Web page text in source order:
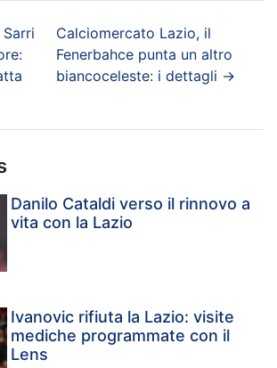
Calciomercato Lazio, il
Fenerbahce punta un altro
biancoceleste: i dettagli →
Danilo Cataldi verso il rinnovo a
vita con la Lazio
Ivanovic rifiuta la Lazio: visite
mediche programmate con il
Lens